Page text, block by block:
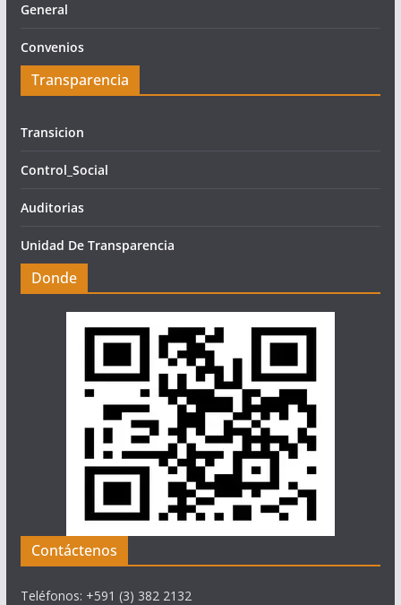
General
Convenios
Transparencia
Transicion
Control_Social
Auditorias
Unidad De Transparencia
Donde
Contáctenos
Teléfonos: +591 (3) 382 2132